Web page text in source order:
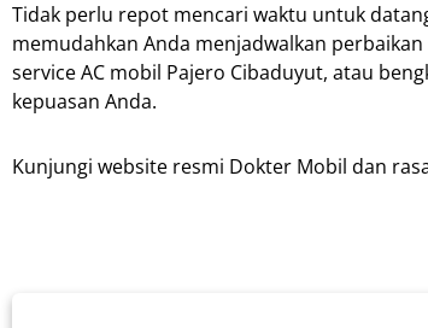
Tidak perlu repot mencari waktu untuk
memudahkan Anda menjadwalkan
service AC mobil Pajero Cibaduyut, atau
kepuasan Anda.
Kunjungi website resmi Dokter Mobil dan